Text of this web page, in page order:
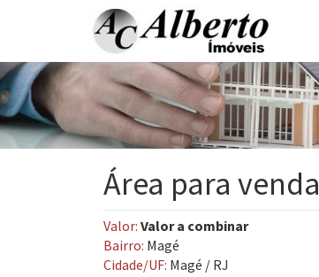
Área para venda
Valor: Valor a combinar
Bairro: Magé
Cidade/UF: Magé / RJ